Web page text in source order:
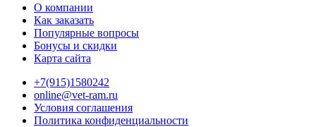
О компании
Как заказать
Популярные вопросы
Бонусы и скидки
Карта сайта
+7(915)1580242
online@vet-ram.ru
Условия соглашения
Политика конфиденциальности